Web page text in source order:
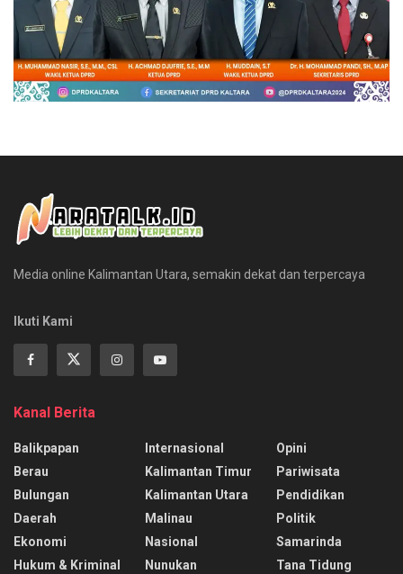
Media online Kalimantan Utara, semakin dekat dan terpercaya
Ikuti Kami
Kanal Berita
Balikpapan
Berau
Bulungan
Daerah
Ekonomi
Hukum & Kriminal
Internasional
Kalimantan Timur
Kalimantan Utara
Malinau
Nasional
Nunukan
Opini
Pariwisata
Pendidikan
Politik
Samarinda
Tana Tidung